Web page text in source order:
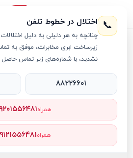
لپ تاپ Predator
۳۴۲٬۰۰۰٬۰۰۰ تومان
📞 اختلال در خطوط تلفن
چنانچه به هر دلیلی به دلیل
زیرساخت ابری مخابرات، موفق به
نشدید، با شماره‌های زیر تماس حاصل
۸۸۲۲۶۶۰۱
همراه
همراه